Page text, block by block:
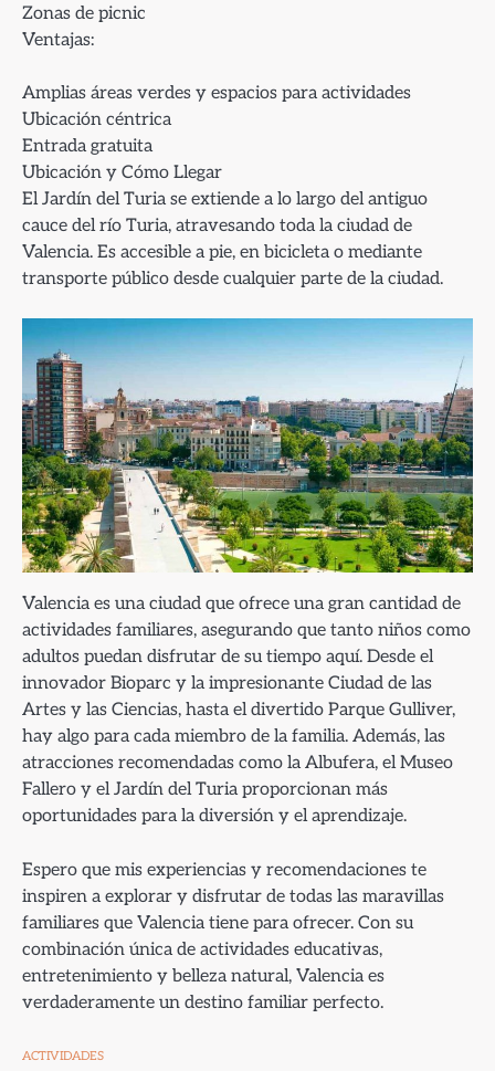
Zonas de picnic
Ventajas:
Amplias áreas verdes y espacios para actividades
Ubicación céntrica
Entrada gratuita
Ubicación y Cómo Llegar
El Jardín del Turia se extiende a lo largo del antiguo
cauce del río Turia, atravesando toda la ciudad de
Valencia. Es accesible a pie, en bicicleta o mediante
transporte público desde cualquier parte de la ciudad.
Valencia es una ciudad que ofrece una gran cantidad de
actividades familiares, asegurando que tanto niños como
adultos puedan disfrutar de su tiempo aquí. Desde el
innovador Bioparc y la impresionante Ciudad de las
Artes y las Ciencias, hasta el divertido Parque Gulliver,
hay algo para cada miembro de la familia. Además, las
atracciones recomendadas como la Albufera, el Museo
Fallero y el Jardín del Turia proporcionan más
oportunidades para la diversión y el aprendizaje.
Espero que mis experiencias y recomendaciones te
inspiren a explorar y disfrutar de todas las maravillas
familiares que Valencia tiene para ofrecer. Con su
combinación única de actividades educativas,
entretenimiento y belleza natural, Valencia es
verdaderamente un destino familiar perfecto.
ACTIVIDADES